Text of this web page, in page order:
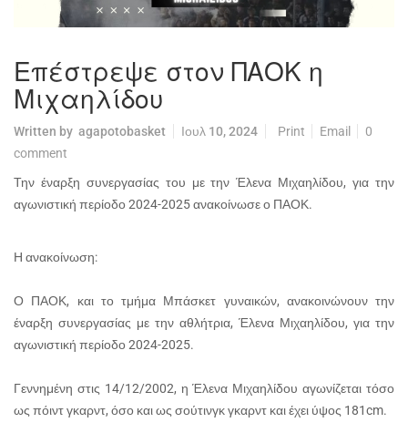
Επέστρεψε στον ΠΑΟΚ η
Μιχαηλίδου
Written by agapotobasket Ιουλ 10, 2024 Print Email
0
comment
Την έναρξη συνεργασίας του με την Έλενα Μιχαηλίδου, για την
αγωνιστική περίοδο 2024-2025 ανακοίνωσε ο ΠΑΟΚ.
Η ανακοίνωση:
Ο ΠΑΟΚ, και το τμήμα Μπάσκετ γυναικών, ανακοινώνουν την
έναρξη συνεργασίας με την αθλήτρια, Έλενα Μιχαηλίδου, για την
αγωνιστική περίοδο 2024-2025.
Γεννημένη στις 14/12/2002, η Έλενα Μιχαηλίδου αγωνίζεται τόσο
ως πόιντ γκαρντ, όσο και ως σούτινγκ γκαρντ και έχει ύψος 181cm.